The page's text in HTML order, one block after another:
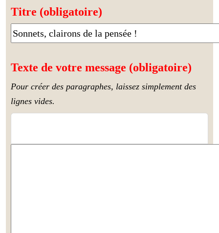
Titre (obligatoire)
Texte de votre message (obligatoire)
Pour créer des paragraphes, laissez simplement des
lignes vides.